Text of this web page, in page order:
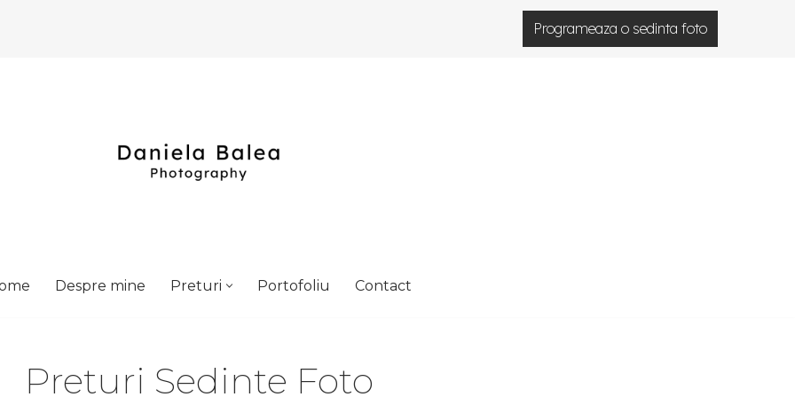
Programeaza o sedinta foto
Despre mine Preturi Portofoliu Contact
Preturi Sedinte Foto